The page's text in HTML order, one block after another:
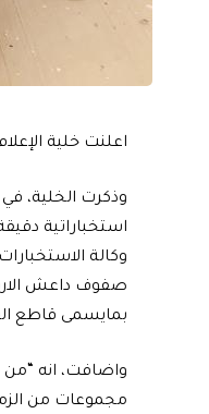
اعلنت خلية
وذكرت الخلية،
استخباراتية
وكالة
بمايسمى قاطع
واضافت، انه “من
مجموعات من